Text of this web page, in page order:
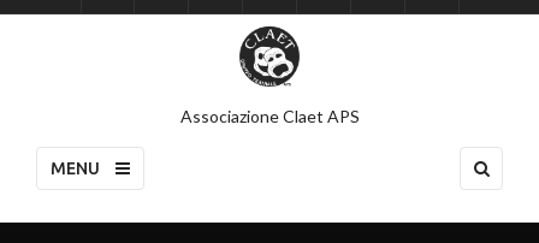
Associazione Claet APS
MENU